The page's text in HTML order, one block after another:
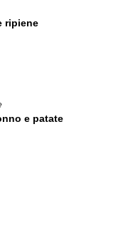
ripiene
e patate